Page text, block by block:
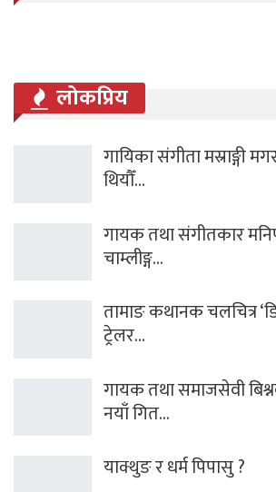
लोकप्रिय
गायिका संगीता मस्राङ्गी
थियौँ…
गायक तथा संगीतकार
चाम्लीङ्ग…
तामाङ कथानक चलचित्र
ट्रेलर…
गायक तथा समाजसेवी
नयाँ गित…
याक्थुङ र धर्म पिपासु ?